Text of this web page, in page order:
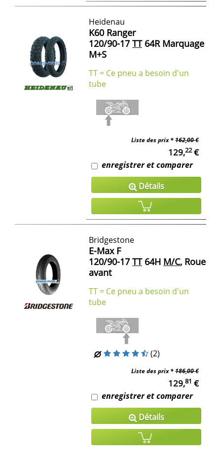
Heidenau
K60 Ranger
120/90-17 TT64R Marquage
M+S
TT = Ce pneu a besoin d'un
tube
Liste des prix *162,00 €
129,22€
enregistrer et comparer
Détails
Bridgestone
E-Max F
120/90-17 TT64H M/C, Roue
avant
TT = Ce pneu a besoin d'un
tube
(2)
Liste des prix *186,00 €
129,81 €
enregistrer et comparer
Détails